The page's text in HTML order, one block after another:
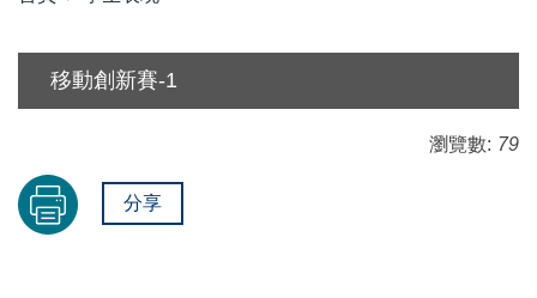
移動創新賽-1
瀏覽數: 79
分享